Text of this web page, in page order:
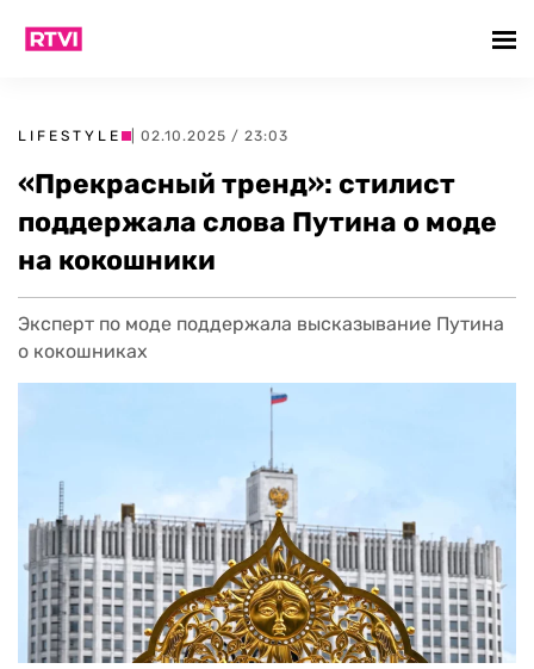
LIFESTYLE | 02.10.2025 / 23:03
«Прекрасный тренд»: стилист
поддержала слова Путина о моде
на кокошники
Эксперт по моде поддержала высказывание Путина
о кокошниках